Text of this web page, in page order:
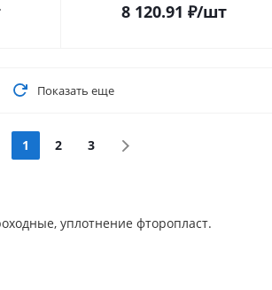
8 120.91 ₽/шт
Показать еще
1 2 3
уплотнение фторопласт.